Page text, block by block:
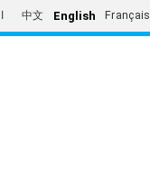
中文 English Français